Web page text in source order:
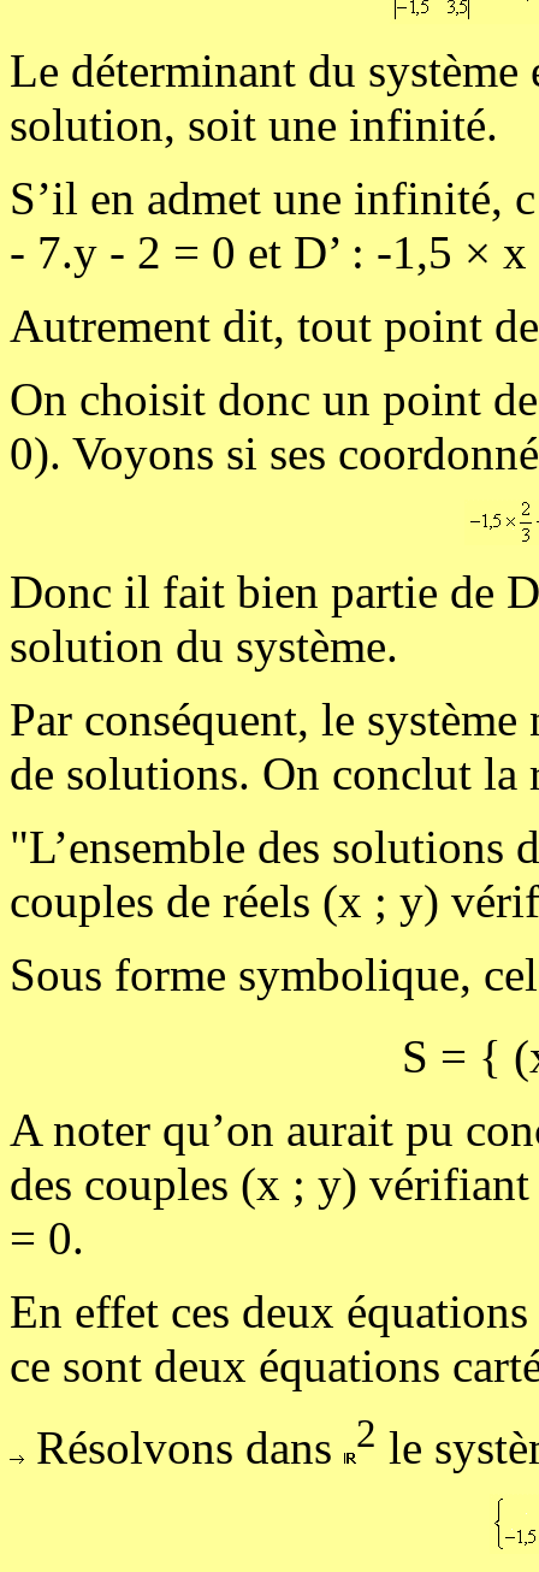
Le déterminant du
solution, soit une infinité.
S’il en admet une infinité,
- 7.y - 2 = 0 et D’ : -1,5 ×
Autrement dit, tout point
On choisit donc un point
0). Voyons si ses
Donc il fait bien partie de
solution du système.
Par conséquent, le
de solutions. On conclut la
"L’ensemble des solutions
couples de réels (x ; y)
Sous forme symbolique,
S = {
A noter qu’on aurait pu
des couples (x ; y)
= 0.
En effet ces deux
ce sont deux équations
Résolvons dans
2 le